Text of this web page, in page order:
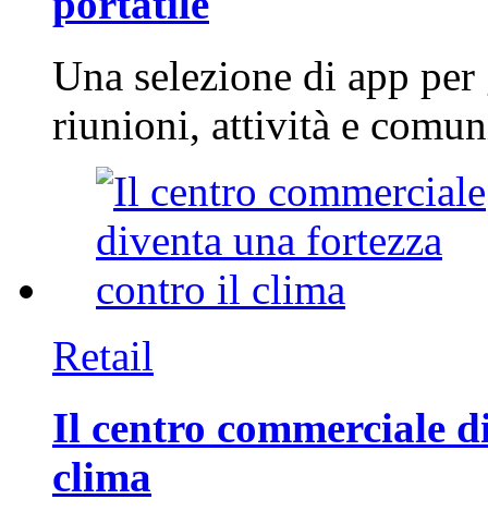
Una selezione di app
riunioni, attività e
Retail
Il centro commerciale
clima